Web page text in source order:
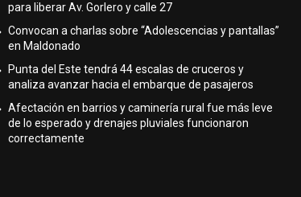
para liberar Av. Gorlero y calle 27
Convocan a charlas sobre “Adolescencias y pantallas”
en Maldonado
Punta del Este tendrá 44 escalas de cruceros y
analiza avanzar hacia el embarque de pasajeros
Afectación en barrios y caminería rural fue más leve
de lo esperado y drenajes pluviales funcionaron
correctamente